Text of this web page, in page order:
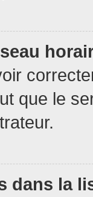
que le
dans la